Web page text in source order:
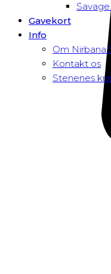
Gavekort
Info
Om Nirbana
Kontakt os
Stenenes